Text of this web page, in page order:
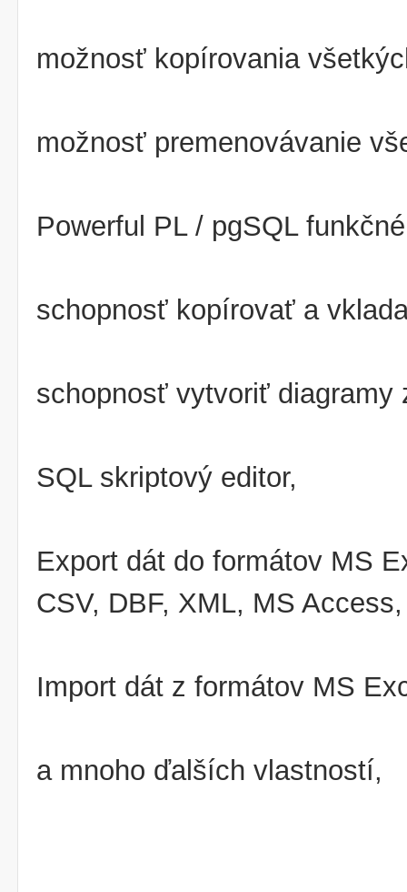
možnosť kopírovania
možnosť premenovávanie
Powerful PL / pgSQL
schopnosť kopírovať a
schopnosť vytvoriť diagramy
SQL skriptový editor,
Export dát do formátov MS
CSV, DBF, XML, MS Access,
Import dát z formátov MS
a mnoho ďalších vlastností,